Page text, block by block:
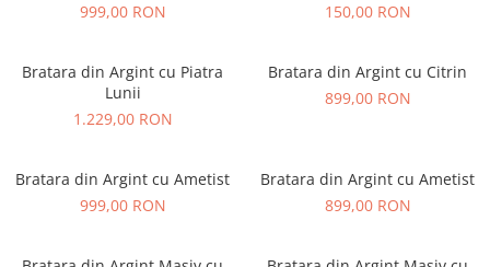
999,00 RON
150,00 RON
Bratara din Argint cu Piatra
Lunii
1.229,00 RON
Bratara din Argint cu Citrin
899,00 RON
Bratara din Argint cu Ametist
999,00 RON
Bratara din Argint cu Ametist
899,00 RON